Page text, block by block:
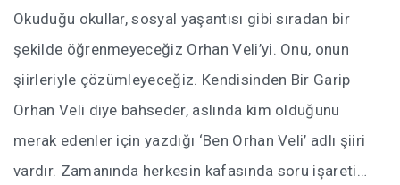
Okuduğu okullar, sosyal yaşantısı gibi sıradan bir
şekilde öğrenmeyeceğiz Orhan Veli’yi. Onu, onun
şiirleriyle çözümleyeceğiz. Kendisinden Bir Garip
Orhan Veli diye bahseder, aslında kim olduğunu
merak edenler için yazdığı ‘Ben Orhan Veli’ adlı şiiri
vardır. Zamanında herkesin kafasında soru işareti…